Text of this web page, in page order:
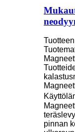
pinnan